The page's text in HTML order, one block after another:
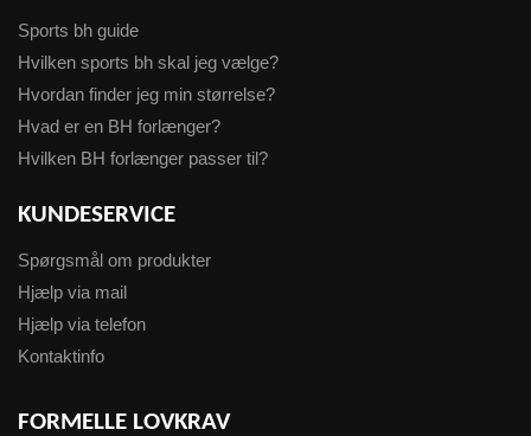
Sports bh guide
Hvilken sports bh skal jeg vælge?
Hvordan finder jeg min størrelse?
Hvad er en BH forlænger?
Hvilken BH forlænger passer til?
KUNDESERVICE
Spørgsmål om produkter
Hjælp via mail
Hjælp via telefon
Kontaktinfo
FORMELLE LOVKRAV